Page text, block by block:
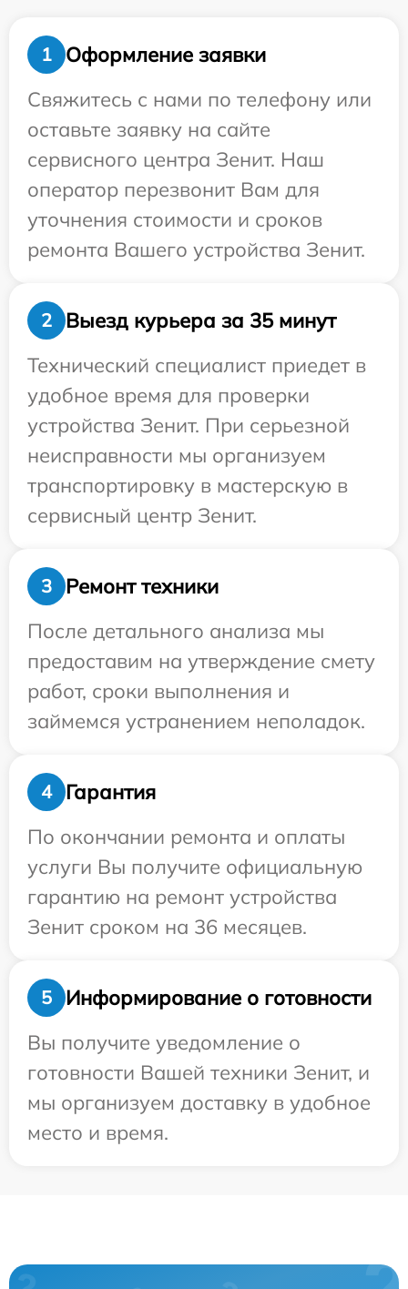
1
Оформление заявки
Свяжитесь с нами по телефону или
оставьте заявку на сайте
сервисного центра Зенит. Наш
оператор перезвонит Вам для
уточнения стоимости и сроков
ремонта Вашего устройства Зенит.
2
Выезд курьера за 35 минут
Технический специалист приедет в
удобное время для проверки
устройства Зенит. При серьезной
неисправности мы организуем
транспортировку в мастерскую в
сервисный центр Зенит.
3
Ремонт техники
После детального анализа мы
предоставим на утверждение смету
работ, сроки выполнения и
займемся устранением неполадок.
4
Гарантия
По окончании ремонта и оплаты
услуги Вы получите официальную
гарантию на ремонт устройства
Зенит сроком на 36 месяцев.
5
Информирование о готовности
Вы получите уведомление о
готовности Вашей техники Зенит, и
мы организуем доставку в удобное
место и время.